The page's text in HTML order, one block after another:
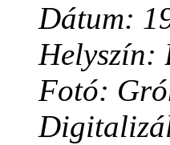
Dátum:
Helyszín:
Fotó: